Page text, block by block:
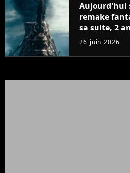
Aujourd'hui
remake
sa suite, 2
60 millions
semaines
26 juin 2026